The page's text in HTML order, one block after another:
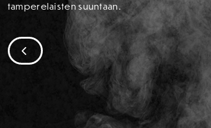
tamperelaisten suuntaan.
SIIRRY EDELLISEEN